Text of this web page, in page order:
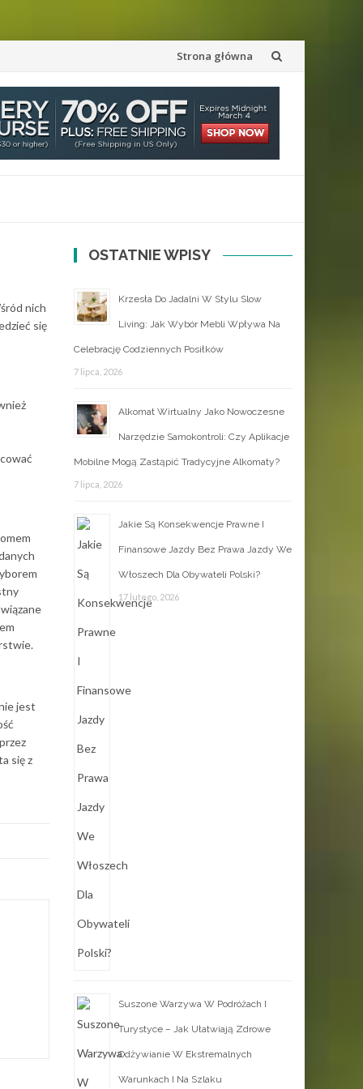
Przejdź
do
treści
Strona główna
nich
się
jest
się z
OSTATNIE WPISY
Krzesła Do Jadalni W Stylu Slow
Living: Jak Wybór Mebli Wpływa Na
Celebrację Codziennych Posiłków
7 lipca, 2026
Alkomat Wirtualny Jako Nowoczesne
Narzędzie Samokontroli: Czy Aplikacje
Mobilne Mogą Zastąpić Tradycyjne Alkomaty?
7 lipca, 2026
Jakie Są Konsekwencje Prawne I
Finansowe Jazdy Bez Prawa Jazdy We
Włoszech Dla Obywateli Polski?
17 lutego, 2026
Suszone Warzywa W Podróżach I
Turystyce – Jak Ułatwiają Zdrowe
Odżywianie W Ekstremalnych
Warunkach I Na Szlaku